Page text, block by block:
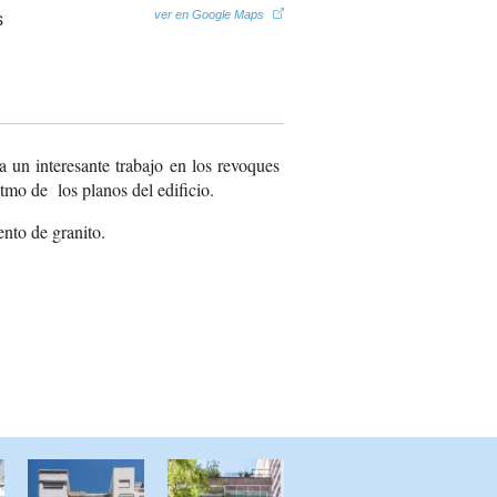
ver en Google Maps
interesante trabajo en los revoques
de los planos del edificio.
de granito.